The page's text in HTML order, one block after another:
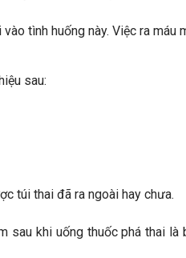
tình huống này. Việc ra
sau:
túi thai đã ra ngoài hay chưa.
sau khi uống thuốc phá thai